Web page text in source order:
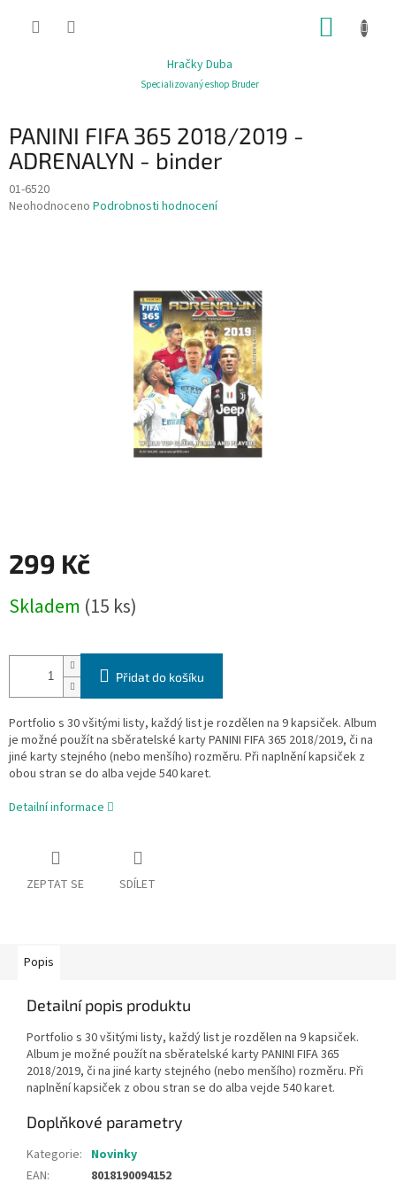
Hračky Duba
Specializovaný eshop Bruder
PANINI FIFA 365 2018/2019 -
ADRENALYN - binder
01-6520
Průměrné
Neohodnoceno Podrobnosti hodnocení
299 Kč
cena:
Skladem (15 ks)
Přidat do košíku
Portfolio s 30 všitými listy, každý list je rozdělen na 9 kapsiček. Album
je možné použít na sběratelské karty PANINI FIFA 365 2018/2019, či na
jiné karty stejného (nebo menšího) rozměru. Při naplnění kapsiček z
obou stran se do alba vejde 540 karet.
Detailní informace
ZEPTAT SE SDÍLET
Popis
Detailní popis produktu
Portfolio s 30 všitými listy, každý list je rozdělen na 9 kapsiček.
Album je možné použít na sběratelské karty PANINI FIFA 365
2018/2019, či na jiné karty stejného (nebo menšího) rozměru. Při
naplnění kapsiček z obou stran se do alba vejde 540 karet.
Doplňkové parametry
Kategorie: Novinky
EAN: 8018190094152